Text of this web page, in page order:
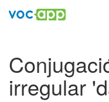
irregular